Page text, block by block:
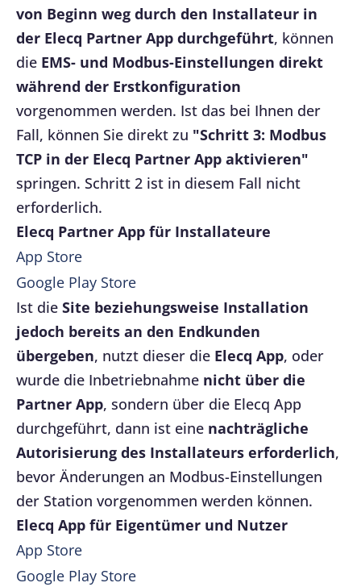
von Beginn weg durch den Installateur in
der Elecq Partner App durchgeführt, können
die EMS- und Modbus-Einstellungen direkt
während der Erstkonfiguration
vorgenommen werden. Ist das bei Ihnen der
Fall, können Sie direkt zu "Schritt 3: Modbus
TCP in der Elecq Partner App aktivieren"
springen. Schritt 2 ist in diesem Fall nicht
erforderlich.
Elecq Partner App für Installateure
App Store
Google Play Store
Ist die Site beziehungsweise Installation
jedoch bereits an den Endkunden
übergeben, nutzt dieser die Elecq App, oder
wurde die Inbetriebnahme nicht über die
Partner App, sondern über die Elecq App
durchgeführt, dann ist eine nachträgliche
Autorisierung des Installateurs erforderlich,
bevor Änderungen an Modbus-Einstellungen
der Station vorgenommen werden können.
Elecq App für Eigentümer und Nutzer
App Store
Google Play Store